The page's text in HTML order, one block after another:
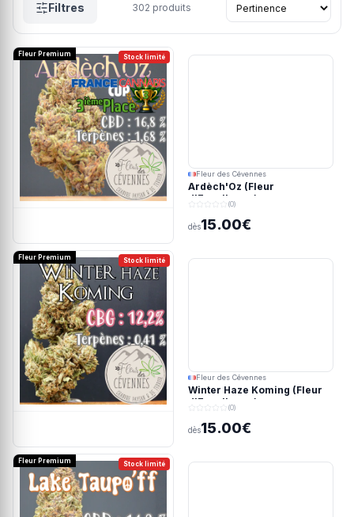
Filtres 302 produits
Stock limité
Fleur Premium
Fleur des Cévennes
Ardèch'Oz (Fleur
d'Excellence)
(0)
dès15.00€
Stock limité
Fleur Premium
Fleur des Cévennes
Winter Haze Koming (Fleur
d'Excellence)
(0)
dès15.00€
Stock limité
Fleur Premium